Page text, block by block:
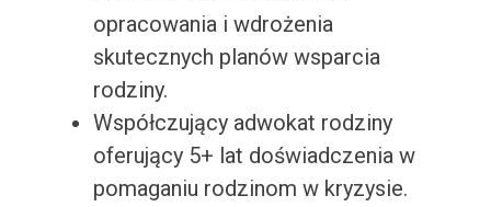
opracowania i wdrożenia
skutecznych planów wsparcia
rodziny.
Współczujący adwokat rodziny
oferujący 5+ lat doświadczenia w
pomaganiu rodzinom w kryzysie.